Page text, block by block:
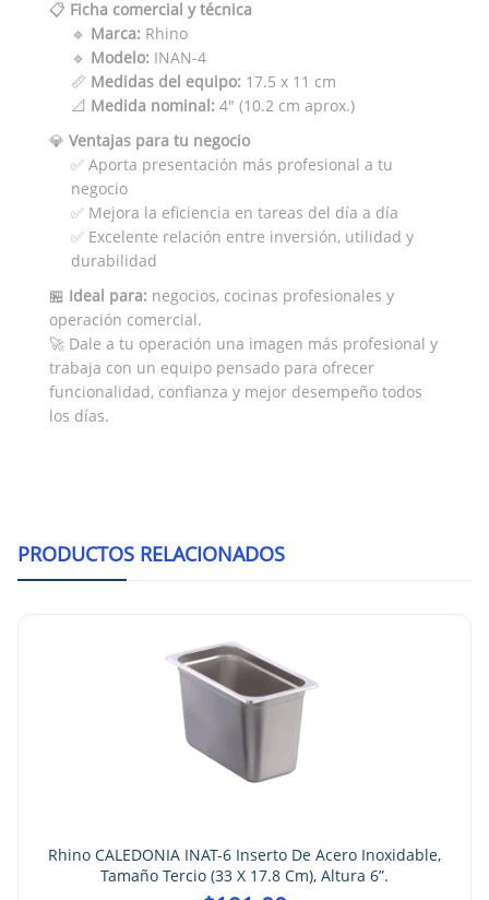
📋 Ficha comercial y técnica
🔹 Marca: Rhino
🔹 Modelo: INAN-4
📏 Medidas del equipo: 17.5 x 11 cm
📐 Medida nominal: 4" (10.2 cm aprox.)
💎 Ventajas para tu negocio
✅ Aporta presentación más profesional a tu
negocio
✅ Mejora la eficiencia en tareas del día a día
✅ Excelente relación entre inversión, utilidad y
durabilidad
🏪 Ideal para: negocios, cocinas profesionales y
operación comercial.
🚀 Dale a tu operación una imagen más profesional y
trabaja con un equipo pensado para ofrecer
funcionalidad, confianza y mejor desempeño todos
los días.
PRODUCTOS RELACIONADOS
Rhino CALEDONIA INAT-6 Inserto De Acero Inoxidable,
Tamaño Tercio (33 X 17.8 Cm), Altura 6”.